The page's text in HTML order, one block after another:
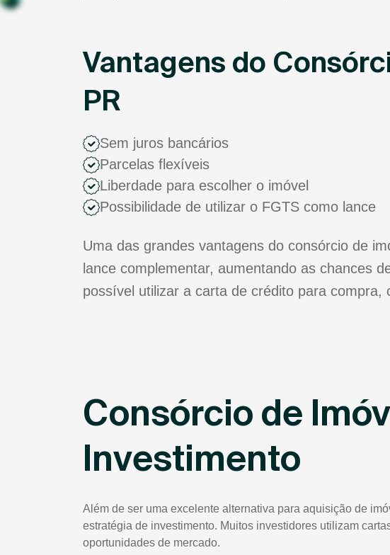
Vantagens do
PR
Sem juros bancários
Parcelas flexíveis
Liberdade para escolher o imóvel
Possibilidade de utilizar o FGTS como lance
Uma das grandes vantagens do consórcio de
lance complementar, aumentando as chances
possível utilizar a carta de crédito para
Consórcio de
Investimento
Além de ser uma excelente alternativa para aquisição de
estratégia de investimento. Muitos investidores utilizam
oportunidades de mercado.